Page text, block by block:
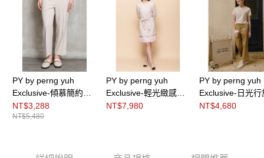
PY by perng yuh
Exclusive-傾慕簡約燙
褶九分寬直筒褲
NT$3,288
NT$5,480
PY by perng yuh
Exclusive-輕光緻感褶
飾花紗洋裝（附腰帶）
NT$7,980
PY by perng yuh
Exclusive-日光行
質九分直筒褲
NT$4,680